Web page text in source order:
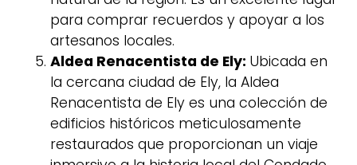
para comprar recuerdos y apoyar a los
artesanos locales.
Aldea Renacentista de Ely: Ubicada en
la cercana ciudad de Ely, la Aldea
Renacentista de Ely es una colección de
edificios históricos meticulosamente
restaurados que proporcionan un viaje